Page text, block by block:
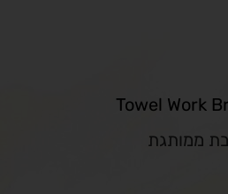
Towel Work
ממותגת